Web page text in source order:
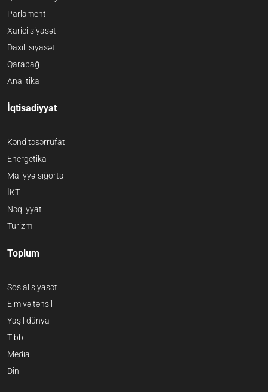
Parlament
Xarici siyasət
Daxili siyasət
Qarabağ
Analitika
İqtisadiyyat
Kənd təsərrüfatı
Energetika
Maliyyə-sığorta
İKT
Nəqliyyat
Turizm
Toplum
Sosial siyasət
Elm və təhsil
Yaşıl dünya
Tibb
Media
Din